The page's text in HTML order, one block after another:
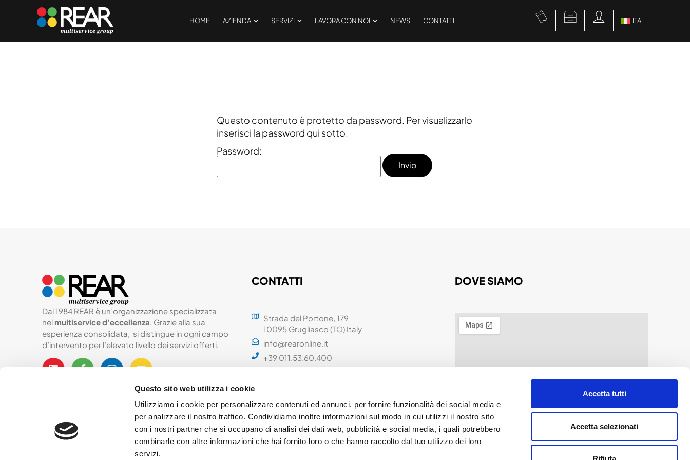
Questo sito web utilizza i cookie
Utilizziamo i cookie per personalizzare contenuti ed annunci, per fornire funzionalità dei social media e
per analizzare il nostro traffico. Condividiamo inoltre informazioni sul modo in cui utilizzi il nostro sito
con i nostri partner che si occupano di analisi dei dati web, pubblicità e social media, i quali potrebbero
combinarle con altre informazioni che hai fornito loro o che hanno raccolto dal tuo utilizzo dei loro
servizi.
Accetta tutti
Accetta selezionati
HOME AZIENDA SERVIZI LAVORA CON NOI NEWS CONTATTI ITA
Questo contenuto è protetto da password. Per visualizzarlo
inserisci la password qui sotto.
Password:
Dal 1984 REAR è un’organizzazione specializzata
nel multiservice d’eccellenza. Grazie alla sua
esperienza consolidata, si distingue in ogni campo
d’intervento per l’elevato livello dei servizi offerti.
CONTATTI
Strada del Portone, 179
10095 Grugliasco (TO) Italy
info@rearonline.it
+39 011.53.60.400
DOVE SIAMO